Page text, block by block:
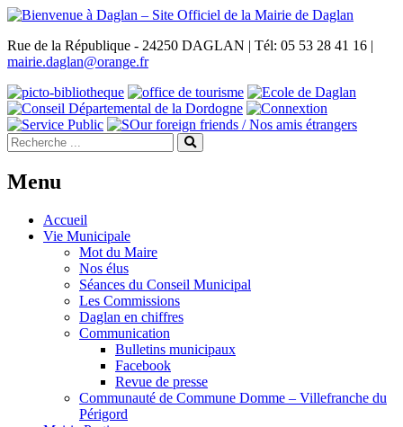
Rue de la République - 24250 DAGLAN | Tél: 05 53 28 41 16 |
mairie.daglan@orange.fr
Menu
Accueil
Vie Municipale
Mot du Maire
Nos élus
Séances du Conseil Municipal
Les Commissions
Daglan en chiffres
Communication
Bulletins municipaux
Facebook
Revue de presse
Communauté de Commune Domme – Villefranche du
Périgord